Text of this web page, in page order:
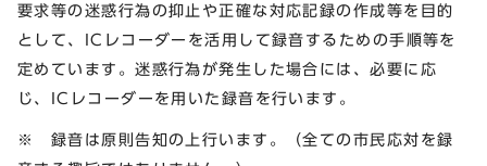
要求等の迷惑行為の抑止や正確な対応記録の作成等を目的
として、ICレコーダーを活用して録音するための手順等を
定めています。迷惑行為が発生した場合には、必要に応
じ、ICレコーダーを用いた録音を行います。
※ 録音は原則告知の上行います。（全ての市民応対を録